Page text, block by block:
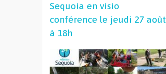
Sequoia en visio
conférence le jeudi 27 août
à 18h